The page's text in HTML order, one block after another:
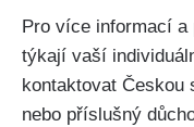
Pro více informací
týkají vaší
kontaktovat Českou
nebo příslušný